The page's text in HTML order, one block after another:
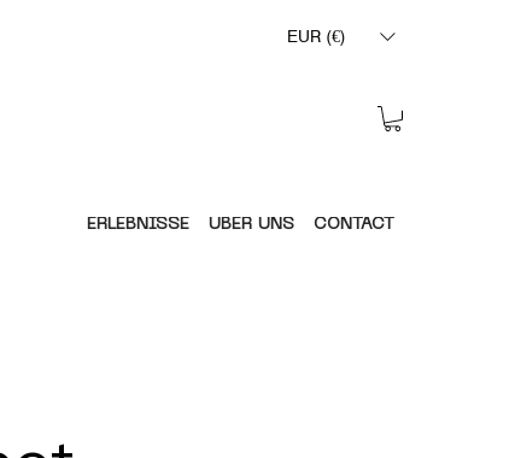
ERLEBNISSE ÜBER UNS CONTACT
EUR (€)